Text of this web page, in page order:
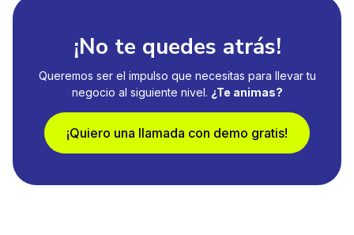
¡No te quedes atrás!
Queremos ser el impulso que necesitas para llevar tu
negocio al siguiente nivel. ¿Te animas?
¡Quiero una llamada con demo gratis!